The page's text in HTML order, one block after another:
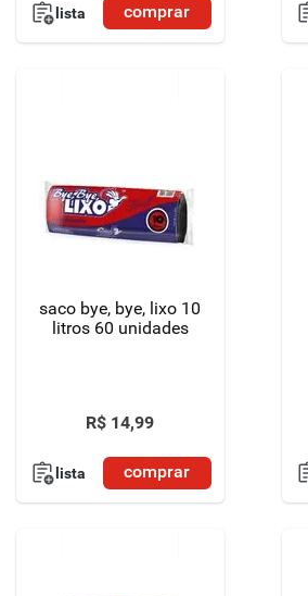
lista comprar
saco bye, bye, lixo 10
litros 60 unidades
R$ 14,99
lista comprar